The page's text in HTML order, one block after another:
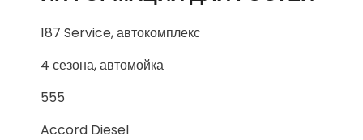
187 Service, автокомплекс
4 сезона, автомойка
555
Accord Diesel